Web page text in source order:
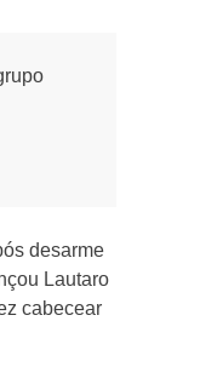
desarme
Lautaro
cabecear